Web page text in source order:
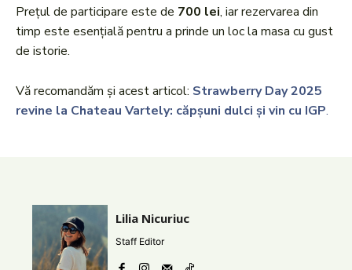
Prețul de participare este de 700 lei, iar rezervarea din
timp este esențială pentru a prinde un loc la masa cu gust
de istorie.
Vă recomandăm și acest articol: Strawberry Day 2025
revine la Chateau Vartely: căpșuni dulci și vin cu IGP.
Lilia Nicuriuc
Staff Editor